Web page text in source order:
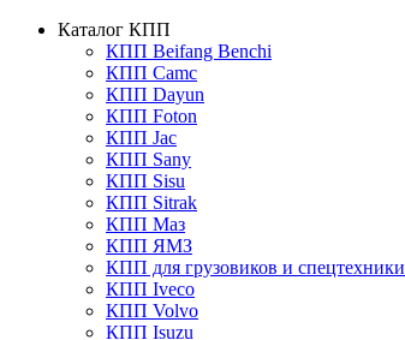
Каталог КПП
КПП Beifang Benchi
КПП Camc
КПП Dayun
КПП Foton
КПП Jac
КПП Sany
КПП Sisu
КПП Sitrak
КПП Маз
КПП ЯМЗ
КПП для грузовиков и спецтехники
КПП Iveco
КПП Volvo
КПП Isuzu